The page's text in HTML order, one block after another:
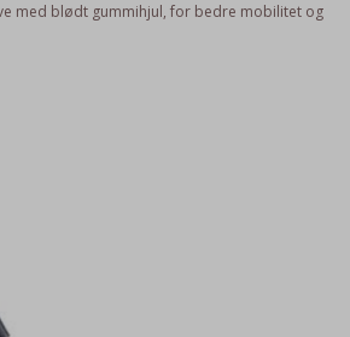
med blødt gummihjul, for bedre mobilitet og